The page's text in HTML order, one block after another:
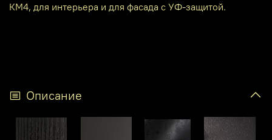
КМ4, для интерьера и для фасада с УФ-защитой.
Описание